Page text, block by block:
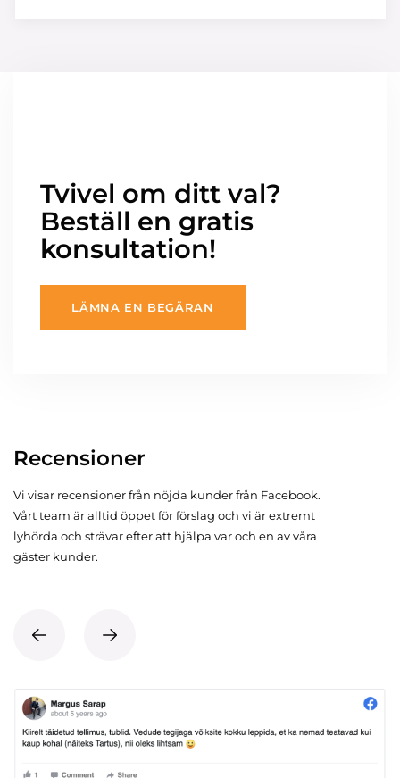
Tvivel om ditt val?
Beställ en gratis
konsultation!
LÄMNA EN BEGÄRAN
Recensioner
Vi visar recensioner från nöjda kunder från Facebook.
Vårt team är alltid öppet för förslag och vi är extremt
lyhörda och strävar efter att hjälpa var och en av våra
gäster kunder.